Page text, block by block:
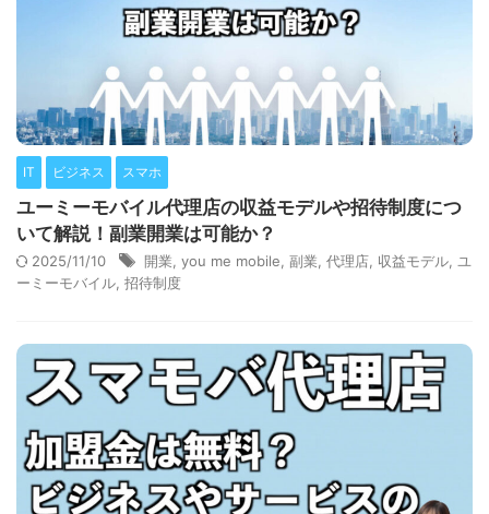
IT ビジネス スマホ
ユーミーモバイル代理店の収益モデルや招待制度につ
いて解説！副業開業は可能か？
2025/11/10 開業, you me mobile, 副業, 代理店, 収益モデル, ユ
ーミーモバイル, 招待制度